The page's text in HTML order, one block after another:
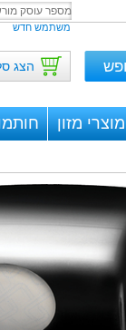
משתמש חדש
הצג
מוצרי מזון